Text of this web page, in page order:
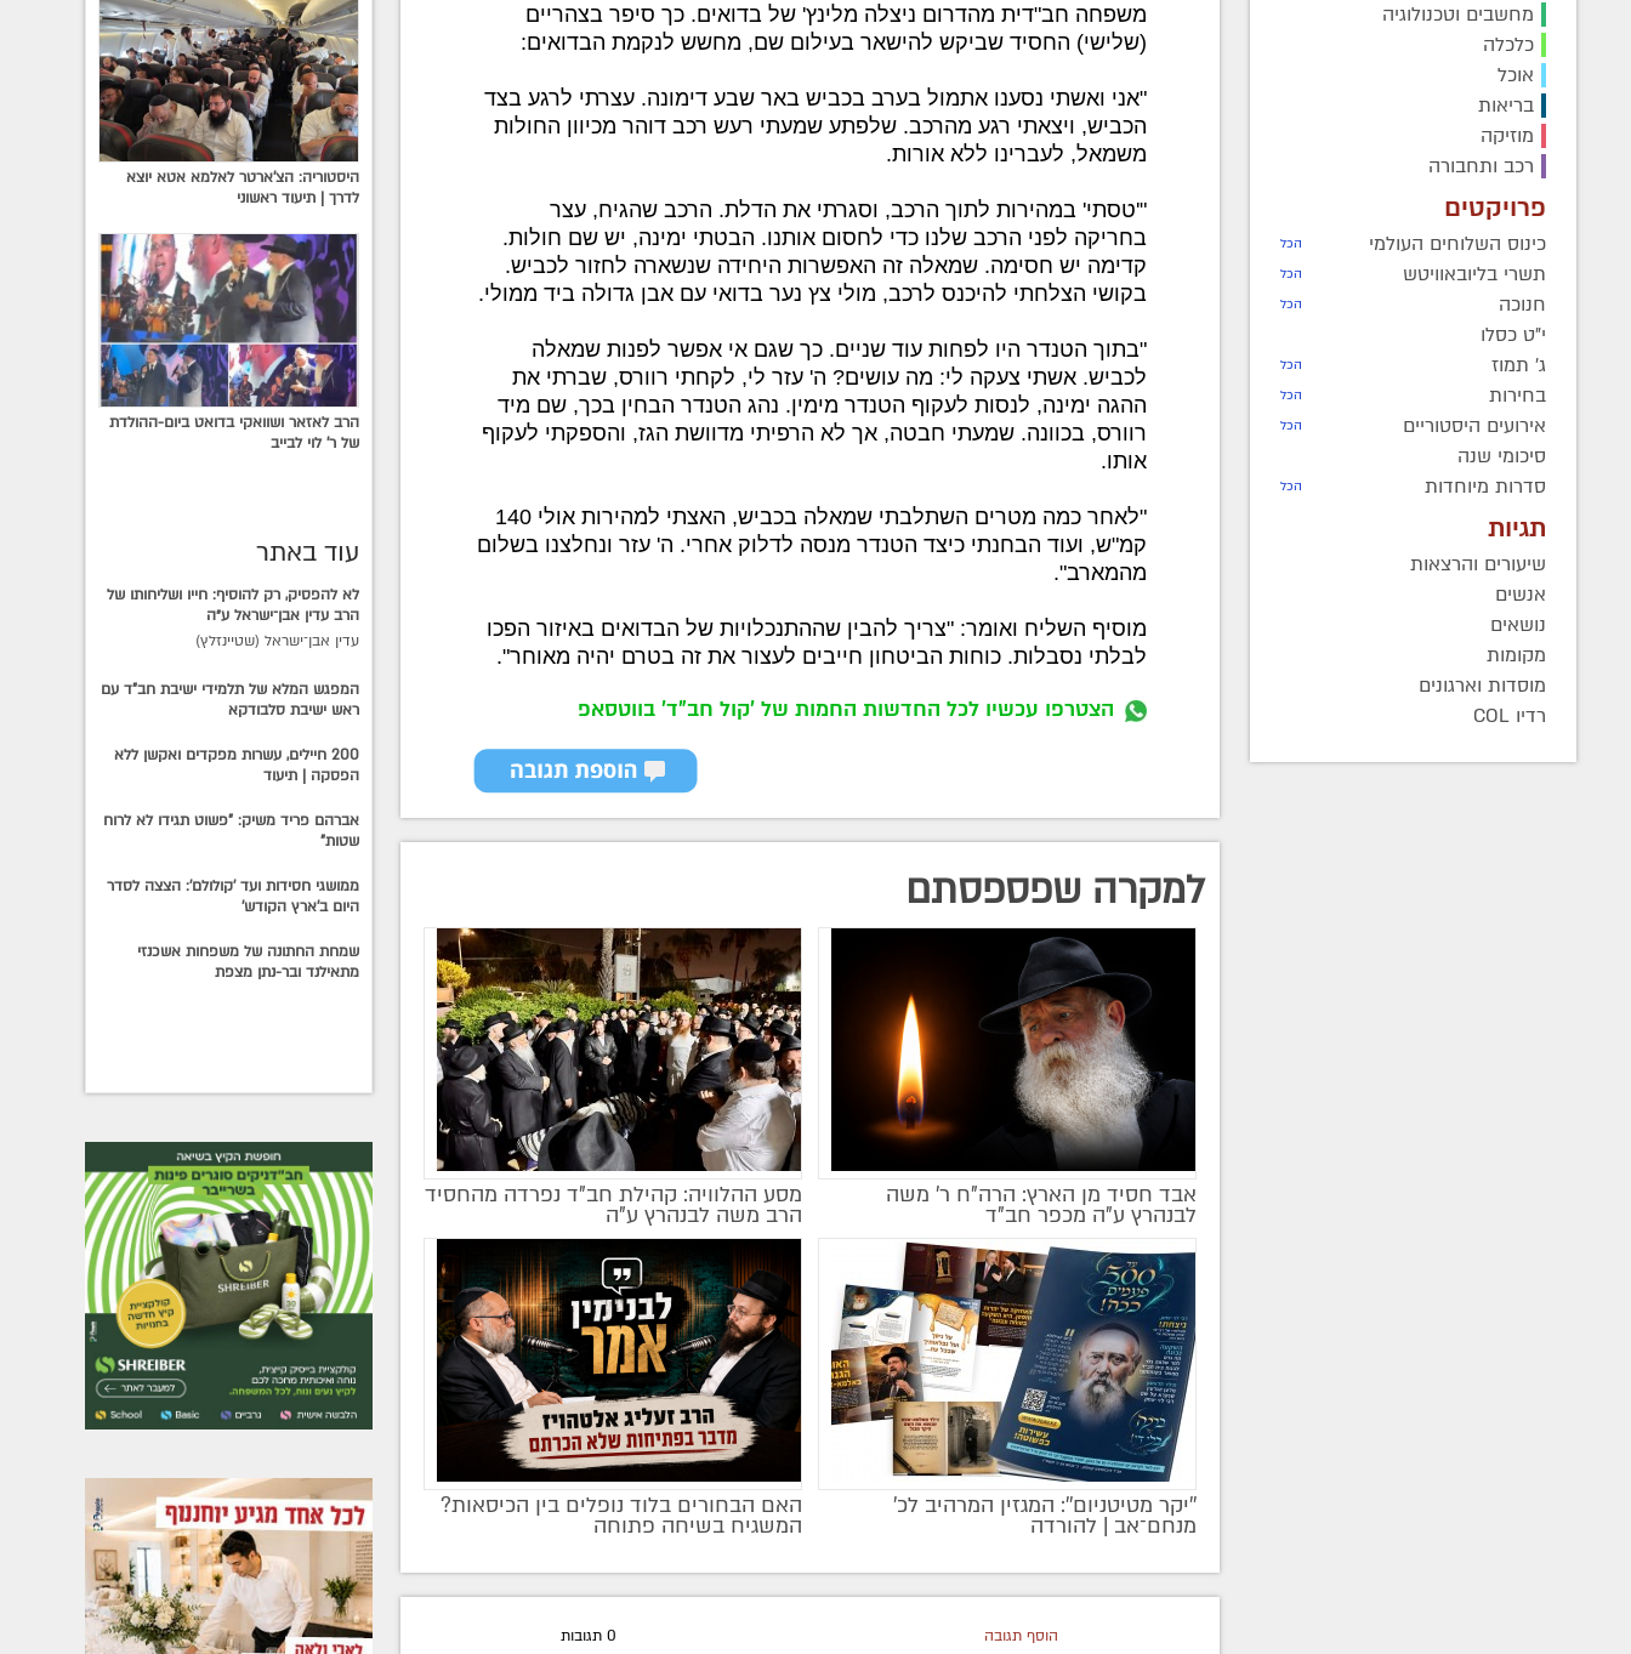
מחשבים וטכנולוגיה
כלכלה
אוכל
בריאות
מוזיקה
רכב ותחבורה
פרויקטים
כינוס השלוחים העולמי הכל
תשרי בליובאוויטש הכל
חנוכה הכל
י"ט כסלו
ג' תמוז
הכל
בחירות הכל
אירועים היסטוריים הכל
סיכומי שנה
סדרות מיוחדות
הכל
תגיות
שיעורים והרצאות
אנשים
נושאים
מקומות
מוסדות וארגונים
רדיו COL
משפחה חב"דית מהדרום ניצלה מלינץ' של בדואים. כך סיפר בצהריים
(שלישי) החסיד שביקש להישאר בעילום שם, מחשש לנקמת הבדואים:
"אני ואשתי נסענו אתמול בערב בכביש באר שבע דימונה. עצרתי לרגע בצד
הכביש, ויצאתי רגע מהרכב. שלפתע שמעתי רעש רכב דוהר מכיוון החולות
משמאל, לעברינו ללא אורות.
"'טסתי' במהירות לתוך הרכב, וסגרתי את הדלת. הרכב שהגיח, עצר
בחריקה לפני הרכב שלנו כדי לחסום אותנו. הבטתי ימינה, יש שם חולות.
קדימה יש חסימה. שמאלה זה האפשרות היחידה שנשארה לחזור לכביש.
בקושי הצלחתי להיכנס לרכב, מולי צץ נער בדואי עם אבן גדולה ביד ממולי.
"בתוך הטנדר היו לפחות עוד שניים. כך שגם אי אפשר לפנות שמאלה
לכביש. אשתי צעקה לי: מה עושים? ה' עזר לי, לקחתי רוורס, שברתי את
ההגה ימינה, לנסות לעקוף הטנדר מימין. נהג הטנדר הבחין בכך, שם מיד
רוורס, בכוונה. שמעתי חבטה, אך לא הרפיתי מדוושת הגז, והספקתי לעקוף
אותו.
"לאחר כמה מטרים השתלבתי שמאלה בכביש, האצתי למהירות אולי 140
קמ"ש, ועוד הבחנתי כיצד הטנדר מנסה לדלוק אחרי. ה' עזר ונחלצנו בשלום
מהמארב".
מוסיף השליח ואומר: "צריך להבין שההתנכלויות של הבדואים באיזור הפכו
לבלתי נסבלות. כוחות הביטחון חייבים לעצור את זה בטרם יהיה מאוחר".
הצטרפו עכשיו לכל החדשות החמות של 'קול חב"ד' בווטסאפ
למקרה שפספסתם
אבד חסיד מן הארץ: הרה"ח ר' משה
לבנהרץ ע"ה מכפר חב"ד
מסע ההלוויה: קהילת חב"ד נפרדה מהחסיד
הרב משה לבנהרץ ע"ה
מקודם
''יקר מטיטניום'': המגזין המרהיב לכ’
מנחם־אב | להורדה
מקודם
האם הבחורים בלוד נופלים בין הכיסאות?
המשגיח בשיחה פתוחה
הוסף תגובה 0 תגובות
היסטוריה: הצ'ארטר לאלמא אטא יוצא
לדרך | תיעוד ראשוני
הרב לאזאר ושוואקי בדואט ביום-ההולדת
של ר' לוי לבייב
עוד באתר
לא להפסיק, רק להוסיף: חייו ושליחותו של
הרב עדין אבן־ישראל ע״ה
עדין אבן־ישראל (שטיינזלץ)
המפגש המלא של תלמידי ישיבת חב"ד עם
ראש ישיבת סלבודקא
200 חיילים, עשרות מפקדים ואקשן ללא
הפסקה | תיעוד
אברהם פריד משיק: "פשוט תגידו לא לרוח
שטות"
ממושגי חסידות ועד 'קולולם': הצצה לסדר
היום ב'ארץ הקודש'
שמחת החתונה של משפחות אשכנזי
מתאילנד ובר-נתן מצפת